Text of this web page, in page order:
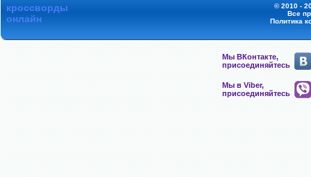
кроссворды
онлайн
© 2010 -
Все
Политика
Мы ВКонтакте,
присоединяйтесь
Мы в Viber,
присоединяйтесь